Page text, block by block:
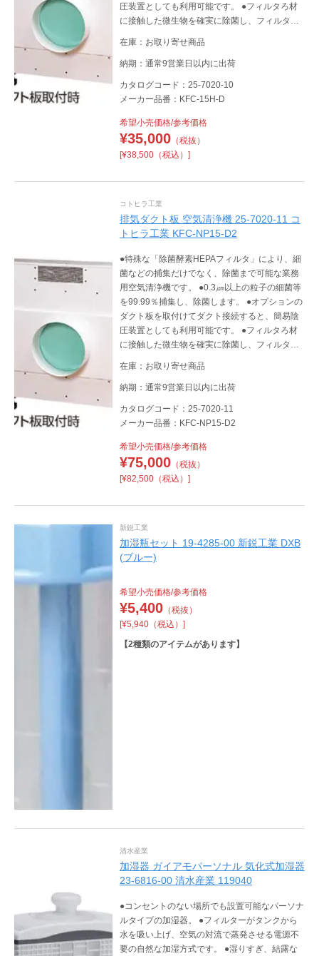
圧装置としても利用可能です。 ●フィルタろ材
に接触した微生物を確実に除菌し、フィルタ交
は工具不要で行えるため、メンテナンスが容易
です。
在庫：お取り寄せ商品
納期：通常9営業日以内に出荷
カタログコード：25-7020-10
メーカー品番：KFC-15H-D
希望小売価格/参考価格
¥35,000（税抜）
[¥38,500（税込）]
コトヒラ工業
排気ダクト板 空気清浄機 25-7020-11 コ
トヒラ工業 KFC-NP15-D2
●特殊な「除菌酵素HEPAフィルタ」により、細
菌などの捕集だけでなく、除菌まで可能な業務
用空気清浄機です。 ●0.3㎛以上の粒子の細菌等
を99.99％捕集し、除菌します。 ●オプションの
ダクト板を取付けてダクト接続すると、簡易陰
圧装置としても利用可能です。 ●フィルタろ材
に接触した微生物を確実に除菌し、フィルタ交
は工具不要で行えるため、メンテナンスが容易
です。
在庫：お取り寄せ商品
納期：通常9営業日以内に出荷
カタログコード：25-7020-11
メーカー品番：KFC-NP15-D2
希望小売価格/参考価格
¥75,000（税抜）
[¥82,500（税込）]
新鋭工業
加湿瓶セット 19-4285-00 新鋭工業 DXB
(ブルー)
希望小売価格/参考価格
¥5,400（税抜）
[¥5,940（税込）]
【2種類のアイテムがあります】
清水産業
加湿器 ガイアモパーソナル 気化式加湿器
23-6816-00 清水産業 119040
●コンセントのない場所でも設置可能なパーソナ
ルタイプの加湿器。 ●フィルターがタンクから
水を吸い上げ、空気の対流で蒸発させる電源不
要の自然な加湿方式です。 ●湿りすぎ、結露な